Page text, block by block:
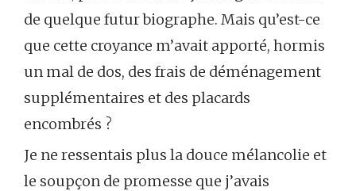
de quelque futur biographe. Mais qu’est-ce
que cette croyance m’avait apporté, hormis
un mal de dos, des frais de déménagement
supplémentaires et des placards
encombrés ?
Je ne ressentais plus la douce mélancolie et
le soupçon de promesse que j’avais